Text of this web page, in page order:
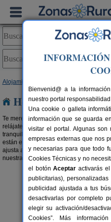
Alojamientos
Hoteles en León
Te mereces unas buenas vacaciones.
relájate y disfruta de tu tiempo libre.
tranquilidad y relax en esta selección de
están esperando. Elige la ubicación y
ajusta a tus necesidades. Si buscas
nuestra selección deHostales Rurales
Bienvenid@ a la
nuestro portal
Una cookie o galleta
información que se guarda
visitar el portal. Algunas son
empresas externas que nos
y necesarias para que todo
Cookies Técnicas y no
el botónAceptar activarás
publicitarias),
publicidad ajustada a tus
desactivarlas por completo
elegir su activación/
Cookies”. Más